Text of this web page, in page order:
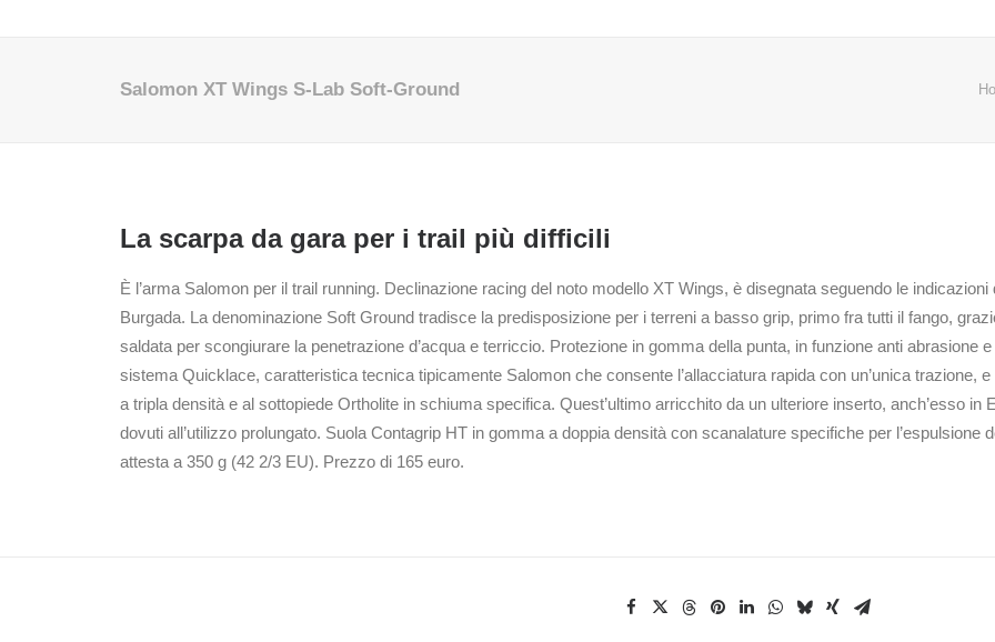
Salomon XT Wings S-Lab Soft-Ground
La scarpa da gara per i trail più difficili
È l’arma Salomon per il trail running. Declinazione racing del noto modello XT Wings, è disegnata seguendo le
Burgada. La denominazione Soft Ground tradisce la predisposizione per i terreni a basso grip, primo fra tutti il fango,
saldata per scongiurare la penetrazione d’acqua e terriccio. Protezione in gomma della punta, in funzione anti abrasione
sistema Quicklace, caratteristica tecnica tipicamente Salomon che consente l’allacciatura rapida con un’unica trazione,
a tripla densità e al sottopiede Ortholite in schiuma specifica. Quest’ultimo arricchito da un ulteriore inserto, anch’esso
dovuti all’utilizzo prolungato. Suola Contagrip HT in gomma a doppia densità con scanalature specifiche per l’espulsione
attesta a 350 g (42 2/3 EU). Prezzo di 165 euro.